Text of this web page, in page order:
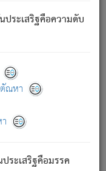
ระเสริฐคือความดับ
ณหา
ระเสริฐคือมรรค
งครามแล้ว ก้าวล่วง
เปลี่ยนแปลงอีกต่อ
งออก ที่โคนต้นโพธิ์